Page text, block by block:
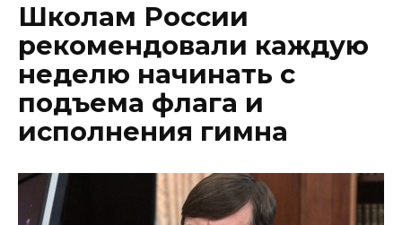
Школам России
рекомендовали каждую
неделю начинать с
подъема флага и
исполнения гимна